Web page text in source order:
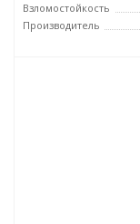
Взломостойкость
Производитель